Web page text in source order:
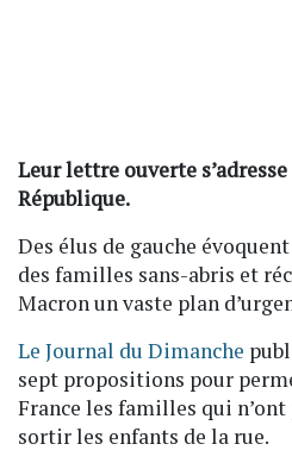
Leur lettre ouverte
République.
Des élus de gauche
des familles sans-abris et
Macron un vaste plan
Le Journal du Dimanche
sept propositions pour
France les familles qui
sortir les enfants de la rue.